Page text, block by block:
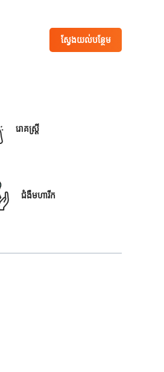
ស្វែងយល់បន្ថែម
រោគស្ត្រី
ជំងឺមហារីក